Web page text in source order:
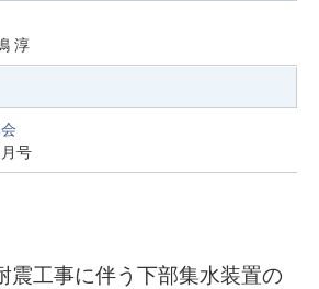
淳
号
震工事に伴う下部集水装置の